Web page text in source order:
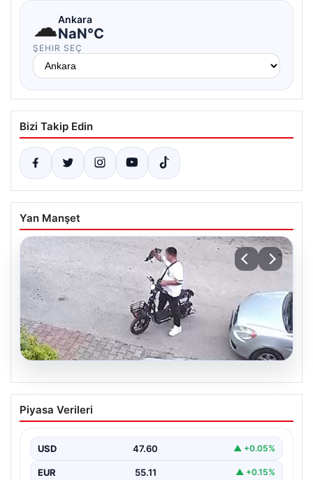
☁Ankara
NaN°C
ŞEHIR SEÇ
Bizi Takip Edin
Yan Manşet
Bolu’da Vahşet: Yavru Kediye İşlenen
İğrenç Olay Kameralara Yansıdı
günlerde meydana gelen korkutucu olay, bölgedeki
sakinleri derinden sarstı. Elektrikli…
Piyasa Verileri
USD 47.60 ▲ +0.05%
EUR 55.11 ▲ +0.15%